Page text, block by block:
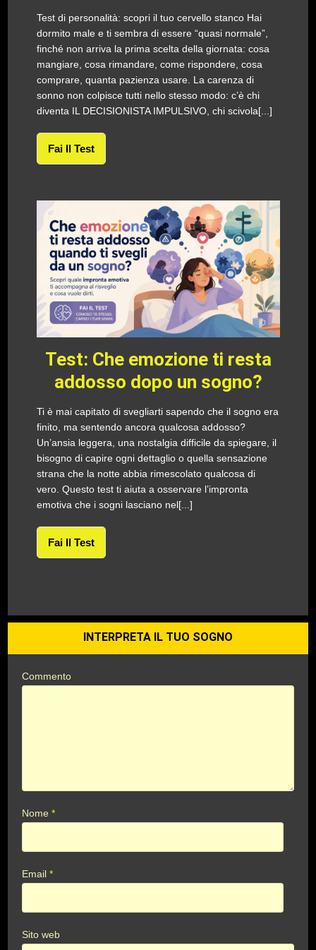
Test di personalità: scopri il tuo cervello stanco Hai
dormito male e ti sembra di essere “quasi normale”,
finché non arriva la prima scelta della giornata: cosa
mangiare, cosa rimandare, come rispondere, cosa
comprare, quanta pazienza usare. La carenza di
sonno non colpisce tutti nello stesso modo: c’è chi
diventa IL DECISIONISTA IMPULSIVO, chi scivola[...]
Fai Il Test
Test: Che emozione ti resta
addosso dopo un sogno?
Ti è mai capitato di svegliarti sapendo che il sogno era
finito, ma sentendo ancora qualcosa addosso?
Un’ansia leggera, una nostalgia difficile da spiegare, il
bisogno di capire ogni dettaglio o quella sensazione
strana che la notte abbia rimescolato qualcosa di
vero. Questo test ti aiuta a osservare l’impronta
emotiva che i sogni lasciano nel[...]
Fai Il Test
INTERPRETA IL TUO SOGNO
Commento
Nome*
Email*
Sito web